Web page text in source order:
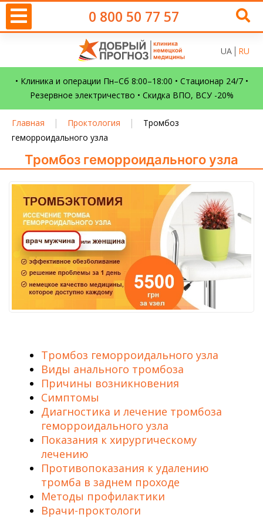
0 800 50 77 57
UA RU
• Клиника и операции Пн–Сб 8:00–18:00 • Стационар 24/7 •
Резервное электричество • Скидка ВПО, ВСУ -20%
Главная | Проктология |
Тромбоз
геморроидального узла
Тромбоз геморроидального узла
Тромбоз геморроидального узла
Виды анального тромбоза
Причины возникновения
Симптомы
Диагностика и лечение тромбоза
геморроидального узла
Показания к хирургическому
лечению
Противопоказания к удалению
тромба в заднем проходе
Методы профилактики
Врачи-проктологи